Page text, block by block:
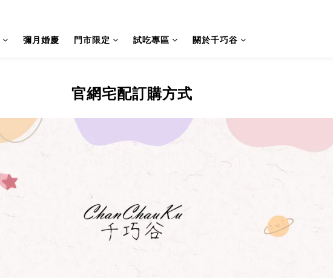
彌月婚慶 門市限定 試吃專區 關於千巧谷
官網宅配訂購方式